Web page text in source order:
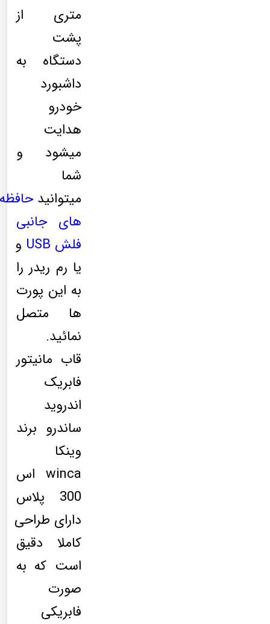
متری از
پشت
دستگاه به
داشبورد
خودرو
هدایت
میشود و
شما
میتوانید حافظه
های جانبی
فلش USB و
یا رم ریدر را
به این پورت
ها متصل
نمائید.
قاب مانیتور
فابریک
اندروید
ساندرو برند
وینکا
winca اس
300 پلاس
دارای طراحی
کاملا دقیق
است که به
صورت
فابریکی